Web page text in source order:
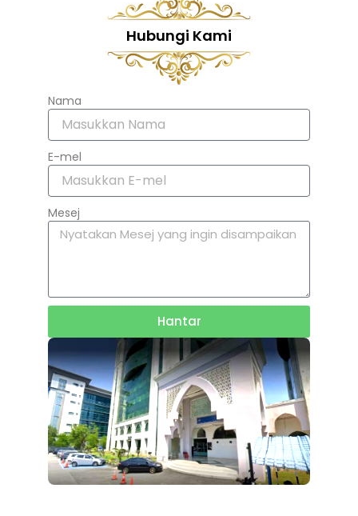
Hubungi Kami
Nama
E-mel
Mesej
Hantar